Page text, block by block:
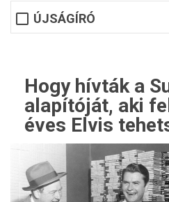
ÚJSÁGÍRÓ
Hogy hívták a
alapítóját, aki
éves Elvis